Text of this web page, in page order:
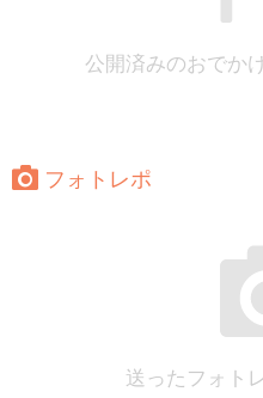
公開済みのおでか
フォトレポ
送ったフォト